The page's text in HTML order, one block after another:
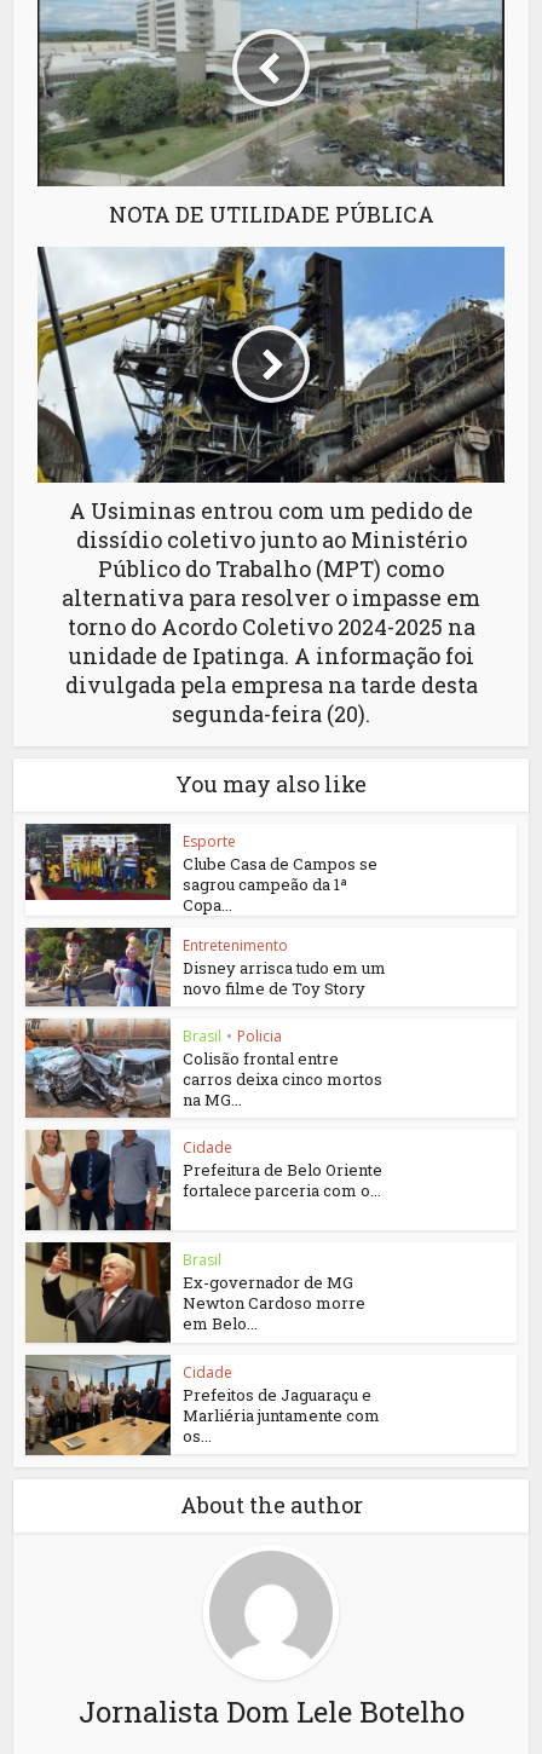
NOTA DE UTILIDADE PÚBLICA
A Usiminas entrou com um pedido de
dissídio coletivo junto ao Ministério
Público do Trabalho (MPT) como
alternativa para resolver o impasse em
torno do Acordo Coletivo 2024-2025 na
unidade de Ipatinga. A informação foi
divulgada pela empresa na tarde desta
segunda-feira (20).
You may also like
Esporte
Clube Casa de Campos se
sagrou campeão da 1ª
Copa...
Entretenimento
Disney arrisca tudo em um
novo filme de Toy Story
Brasil • Policia
Colisão frontal entre
carros deixa cinco mortos
na MG...
Cidade
Prefeitura de Belo Oriente
fortalece parceria com o...
Brasil
Ex-governador de MG
Newton Cardoso morre
em Belo...
Cidade
Prefeitos de Jaguaraçu e
Marliéria juntamente com
os...
About the author
Jornalista Dom Lele Botelho